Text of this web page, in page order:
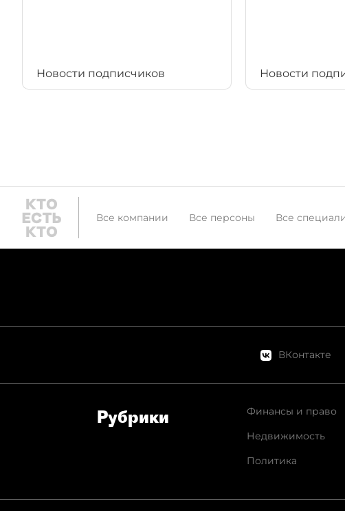
Новости подписчиков Новости
Все компании Все персоны Все
ВКонтакте
Рубрики
Финансы и право
Недвижимость
Политика